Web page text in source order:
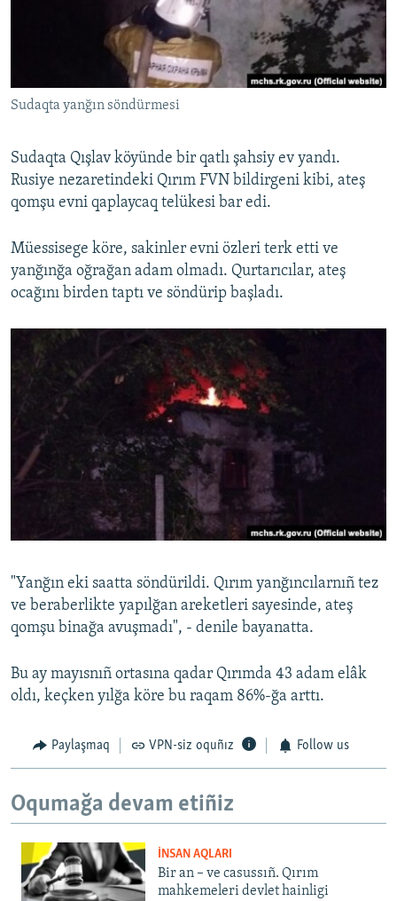
QOŞULIÑIZ!
RFE/RS bütün saytları
Sudaqta yanğın söndürmesi
Sudaqta Qışlav köyünde bir qatlı şahsiy ev yandı.
Rusiye nezaretindeki Qırım FVN bildirgeni kibi, ateş
qomşu evni qaplaycaq telükesi bar edi.
Müessisege köre, sakinler evni özleri terk etti ve
yanğınğa oğrağan adam olmadı. Qurtarıcılar, ateş
ocağını birden taptı ve söndürip başladı.
"Yanğın eki saatta söndürildi. Qırım yanğıncılarnıñ tez
ve beraberlikte yapılğan areketleri sayesinde, ateş
qomşu binağa avuşmadı", - denile bayanatta.
Bu ay mayısnıñ ortasına qadar Qırımda 43 adam elâk
oldı, keçken yılğa köre bu raqam 86%-ğa arttı.
Paylaşmaq VPN-siz oquñız Follow us
Oqumağa devam etiñiz
İNSAN AQLARI
Bir an – ve casussıñ. Qırım
mahkemeleri devlet hainligi